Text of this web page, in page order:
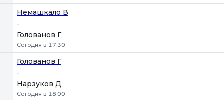
Немашкало В
-
Голованов Г
Сегодня в 17:30
Голованов Г
-
Нарзуков Д
Сегодня в 18:00